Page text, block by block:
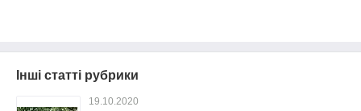
Інші статті рубрики
19.10.2020